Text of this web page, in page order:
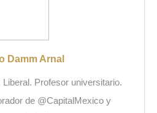
Damm Arnal
Profesor universitario.
de @CapitalMexico y